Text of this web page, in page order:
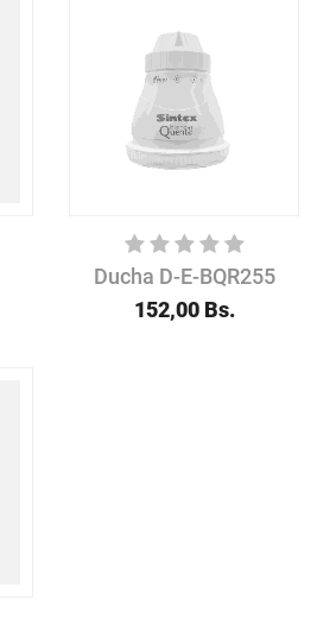
Ducha D-E-BQR255
152,00Bs.